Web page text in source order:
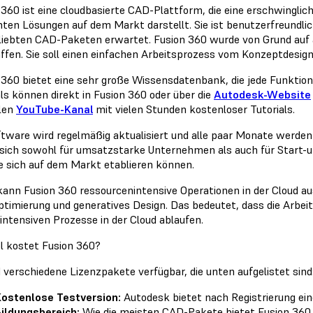
ist eine cloudbasierte CAD-Plattform, die eine
Lösungen auf dem Markt darstellt. Sie ist
CAD-Paketen erwartet. Fusion 360 wurde von Grund
Sie soll einen einfachen Arbeitsprozess vom
bietet eine sehr große Wissensdatenbank, die jede
können direkt in Fusion 360 oder über die Autodesk-Website
YouTube-Kanal mit vielen Stunden kostenloser Tutorials.
wird regelmäßig aktualisiert und alle paar Monate
sowohl für umsatzstarke Unternehmen als auch für Start-
sich auf dem Markt etablieren können.
Fusion 360 ressourcenintensive Operationen in der Cloud
und generatives Design. Das bedeutet, dass die
Prozesse in der Cloud ablaufen.
kostet Fusion 360?
verschiedene Lizenzpakete verfügbar, die unten aufgelistet
Testversion: Autodesk bietet nach Registrierung